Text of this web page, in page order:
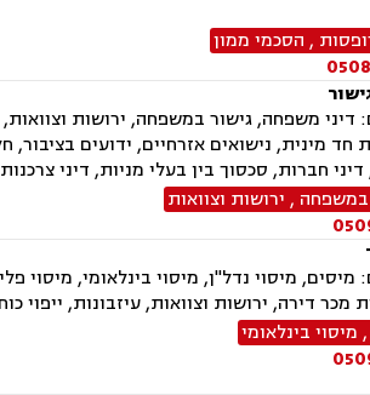
, הסכמי ממון
משפחה, גישור במשפחה, ירושות וצוואות,
חד מינית, נישואים אזרחיים, ידועים
דיני חברות, סכסוך בין בעלי מניות, דיני
במשפחה , ירושות וצוואות
מיסוי נדל"ן, מיסוי בינלאומי, מיסוי
מכר דירה, ירושות וצוואות, עיזבונות, ייפוי
מיסוי בינלאומי